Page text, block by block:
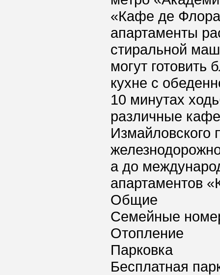
«Кафе де
апартаменты
стиральной
могут
кухне с
10 минутах
различные
Измайловского
а до
апартаментов
Общие
Семейные
Отопление
Парковка
Бесплатная